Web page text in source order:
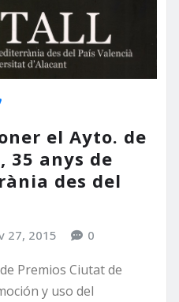
el Ayto. de
35 anys de
des del
27, 2015 0
Premios Ciutat de
y uso del